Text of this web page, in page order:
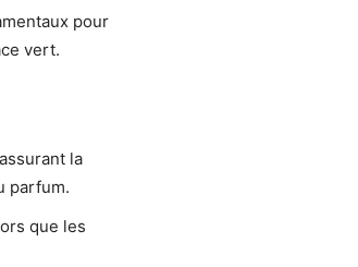
pour
vert.
la
parfum.
que les